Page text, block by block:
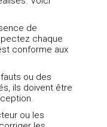
de
chaque
conforme aux
ou des
ils doivent être
ou les